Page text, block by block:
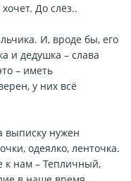
До слёз..
И, вроде бы, его
и дедушка – слава
– иметь
у них всё
нужен
одеялко, ленточка.
к нам – Тепличный,